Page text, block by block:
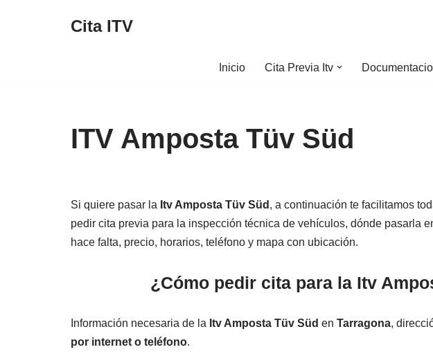
Cita ITV
Inicio Cita Previa Itv
ITV Amposta Tüv Süd
Si quiere pasar la Itv Amposta Tüv Süd , a continuación te facilitamos
pedir cita previa para la inspección técnica de vehículos, dónde pasarla
hace falta, precio, horarios, teléfono y mapa con ubicación.
¿Cómo pedir cita para la Itv
Información necesaria de la Itv Amposta Tüv Süd en Tarragona,
por internet o teléfono.